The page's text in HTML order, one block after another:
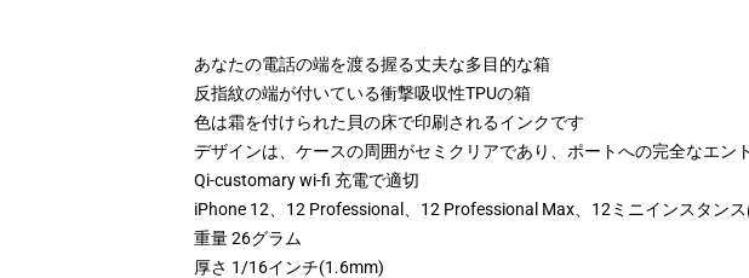
あなたの電話の端を渡る握る丈夫な多目的な箱
反指紋の端が付いている衝撃吸収性TPUの箱
色は霜を付けられた貝の床で印刷されるインクです
デザインは、ケースの周囲がセミクリアであり、ポートへの完全なエン
Qi-customary wi-fi 充電で適切
iPhone 12、12 Professional、12 Professional Max、12ミニインスタン
重量 26グラム
厚さ 1/16インチ(1.6mm)